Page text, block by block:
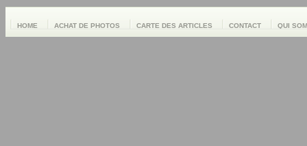
HOME ACHAT DE PHOTOS CARTE DES ARTICLES CONTACT QUI